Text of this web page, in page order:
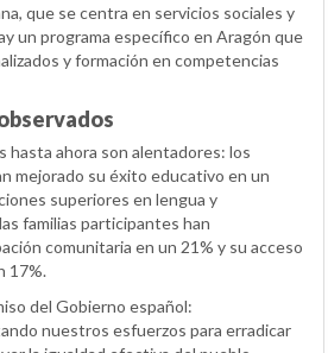
que se centra en servicios sociales y
un programa específico en Aragón que
y formación en competencias
hasta ahora son alentadores: los
mejorado su éxito educativo en un
superiores en lengua y
familias participantes han
comunitaria en un 21% y su acceso
17%.
del Gobierno español:
nuestros esfuerzos para erradicar